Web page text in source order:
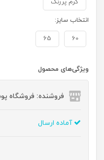
کرم پررنگ
انتخاب سایز:
60
65
ویژگی‌های محصول
فروشنده: فروشگاه
آماده ارسال